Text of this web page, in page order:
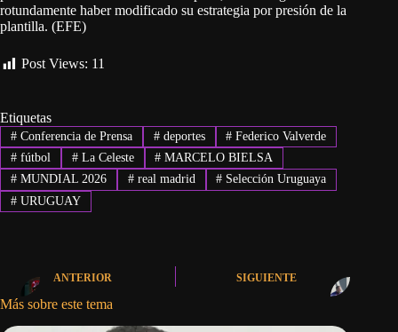
rotundamente haber modificado su estrategia por presión de la
plantilla. (EFE)
Post Views: 11
Etiquetas
#Conferencia de Prensa #deportes # Federico Valverde
#fútbol #La Celeste # MARCELO BIELSA
#MUNDIAL 2026 #real madrid # Selección Uruguaya
#URUGUAY
ANTERIOR SIGUIENTE
Más sobre este tema